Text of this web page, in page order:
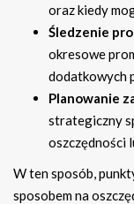
oraz kiedy
Śledzenie
okresowe
dodatkowych
Planowanie
strategiczny
oszczędności
W ten sposób,
sposobem na